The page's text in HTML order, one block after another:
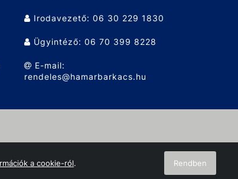
a cookie-ról. Rendben
Irodavezető: 06 30 229 1830
Ügyintéző: 06 70 399 8228
E-mail:
rendeles@hamarbarkacs.hu